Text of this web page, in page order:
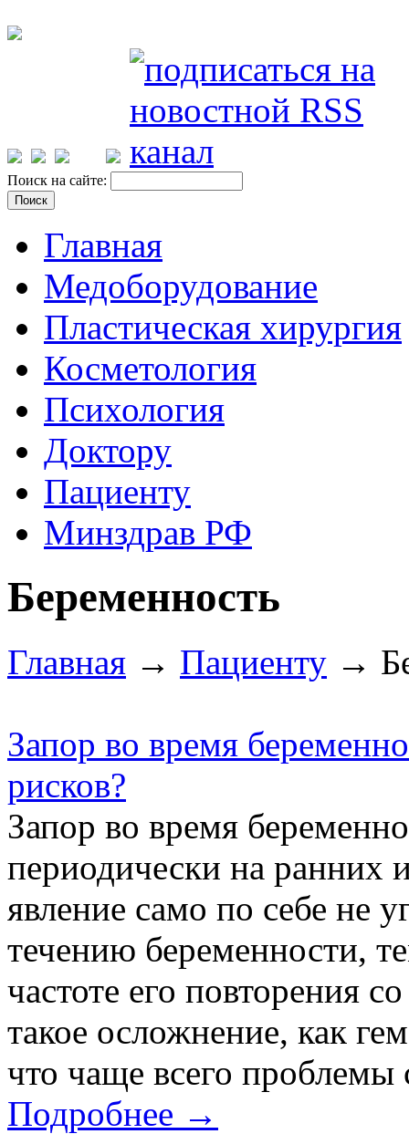
Поиск на сайте:
Главная
Медоборудование
Пластическая хирургия
Косметология
Психология
Доктору
Пациенту
Минздрав РФ
Беременность
Главная → Пациенту →
Запор во время
рисков?
Запор во время
периодически на ранних
явление само по себе не
течению беременности,
частоте его повторения
такое осложнение, как
что чаще всего проблемы
Подробнее →